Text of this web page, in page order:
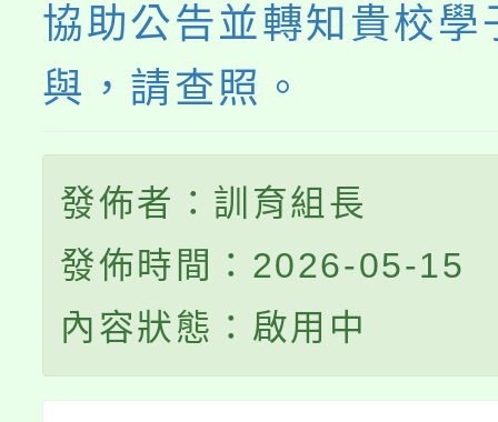
協助公告並轉知貴校學
與，請查照。
發佈者：訓育組長
發佈時間：2026-05-15
內容狀態：啟用中